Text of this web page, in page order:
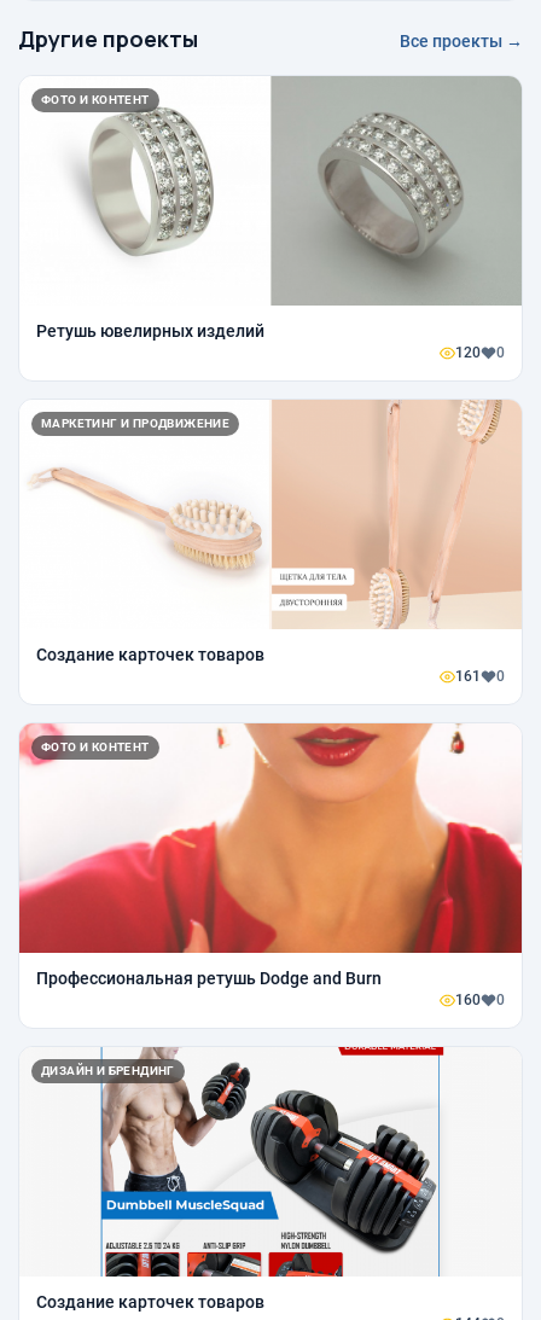
Другие проекты Все проекты →
ФОТО И КОНТЕНТ
Ретушь ювелирных изделий
120 0
МАРКЕТИНГ И ПРОДВИЖЕНИЕ
Создание карточек товаров
161 0
ФОТО И КОНТЕНТ
Профессиональная ретушь Dodge and Burn
160 0
ДИЗАЙН И БРЕНДИНГ
Создание карточек товаров